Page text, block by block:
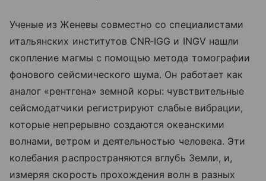
Ученые из Женевы совместно со специалистами
итальянских институтов CNR‑IGG и INGV нашли
скопление магмы с помощью метода томографии
фонового сейсмического шума. Он работает как
аналог «рентгена» земной коры: чувствительные
сейсмодатчики регистрируют слабые вибрации,
которые непрерывно создаются океанскими
волнами, ветром и деятельностью человека. Эти
колебания распространяются вглубь Земли, и,
измеряя скорость прохождения волн в разных